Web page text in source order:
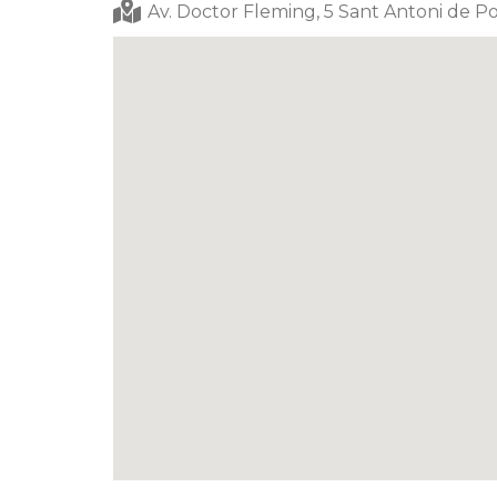
Av. Doctor Fleming, 5 Sant Antoni de